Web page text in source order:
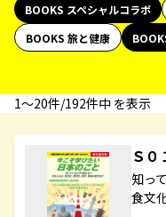
BOOKS スペシャルコラボ
BOOKS 旅と健康
1〜20件/192件中 を表示
Ｓ
知っ
食文